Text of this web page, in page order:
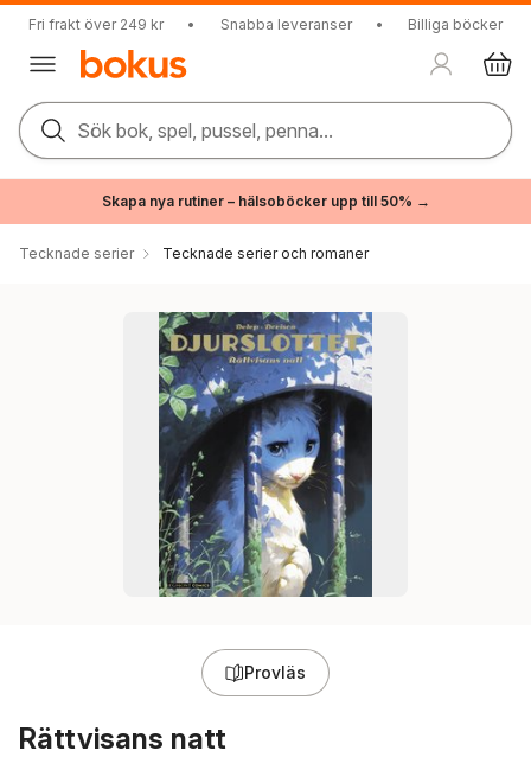
Fri frakt över 249 kr • Snabba leveranser • Billiga böcker
Sök bok, spel, pussel, penna...
Skapa nya rutiner – hälsoböcker upp till 50% →
Tecknade serier Tecknade serier och romaner
Provläs
Rättvisans natt